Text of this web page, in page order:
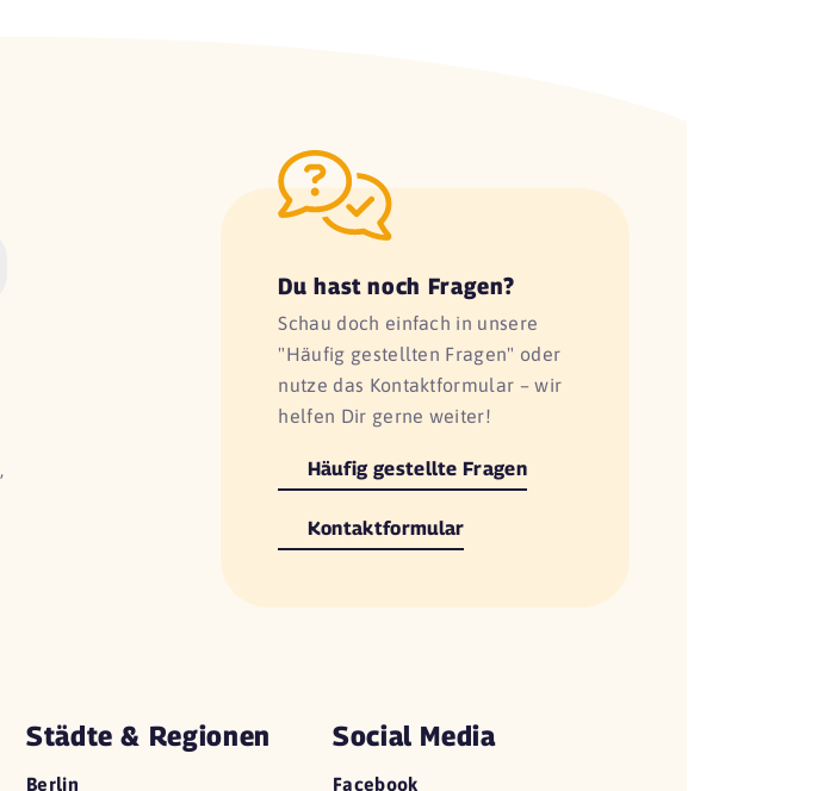
Du hast noch Fragen?
Schau doch einfach in unsere
"Häufig gestellten Fragen" oder
nutze das Kontaktformular – wir
helfen Dir gerne weiter!
Häufig gestellte Fragen
Kontaktformular
Städte & Regionen
Berlin
Social Media
Facebook